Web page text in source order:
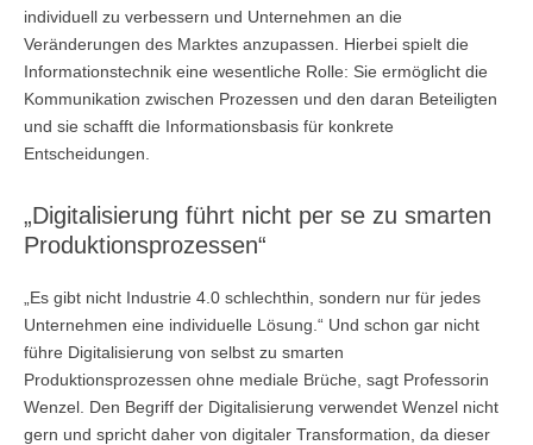
individuell zu verbessern und Unternehmen an die
Veränderungen des Marktes anzupassen. Hierbei spielt die
Informationstechnik eine wesentliche Rolle: Sie ermöglicht die
Kommunikation zwischen Prozessen und den daran Beteiligten
und sie schafft die Informationsbasis für konkrete
Entscheidungen.
„Digitalisierung führt nicht per se zu smarten
Produktionsprozessen“
„Es gibt nicht Industrie 4.0 schlechthin, sondern nur für jedes
Unternehmen eine individuelle Lösung.“ Und schon gar nicht
führe Digitalisierung von selbst zu smarten
Produktionsprozessen ohne mediale Brüche, sagt Professorin
Wenzel. Den Begriff der Digitalisierung verwendet Wenzel nicht
gern und spricht daher von digitaler Transformation, da dieser